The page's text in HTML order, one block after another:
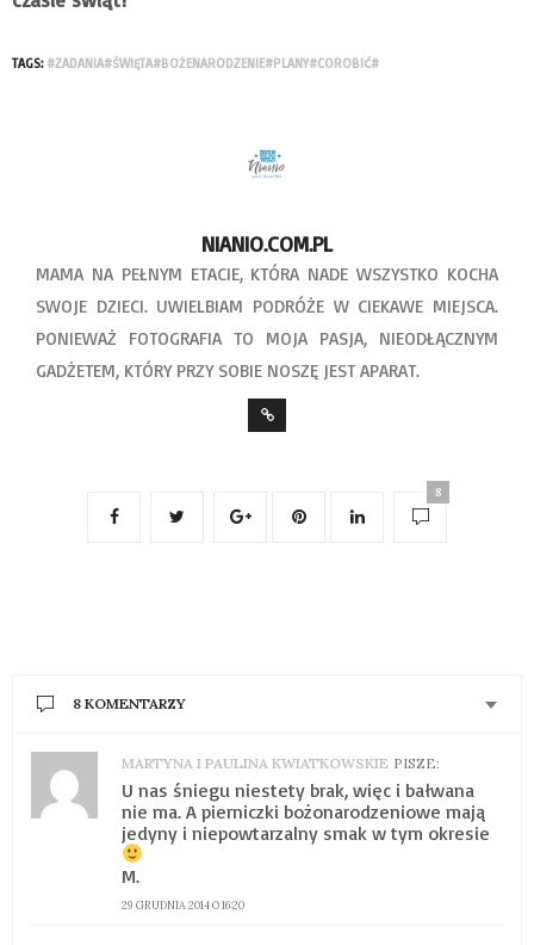
TAGS: #ZADANIA#ŚWIĘTA#BOŻENARODZENIE#PLANY#COROBIĆ#
NIANIO.COM.PL
MAMA NA PEŁNYM ETACIE, KTÓRA NADE WSZYSTKO KOCHA
SWOJE DZIECI. UWIELBIAM PODRÓŻE W CIEKAWE MIEJSCA.
PONIEWAŻ FOTOGRAFIA TO MOJA PASJA, NIEODŁĄCZNYM
GADŻETEM, KTÓRY PRZY SOBIE NOSZĘ JEST APARAT.
8
8 KOMENTARZY
MARTYNA I PAULINA KWIATKOWSKIE PISZE:
29 GRUDNIA 2014 O 16:20
U nas śniegu niestety brak, więc i bałwana
nie ma. A pierniczki bożonarodzeniowe mają
jedyny i niepowtarzalny smak w tym okresie
M.